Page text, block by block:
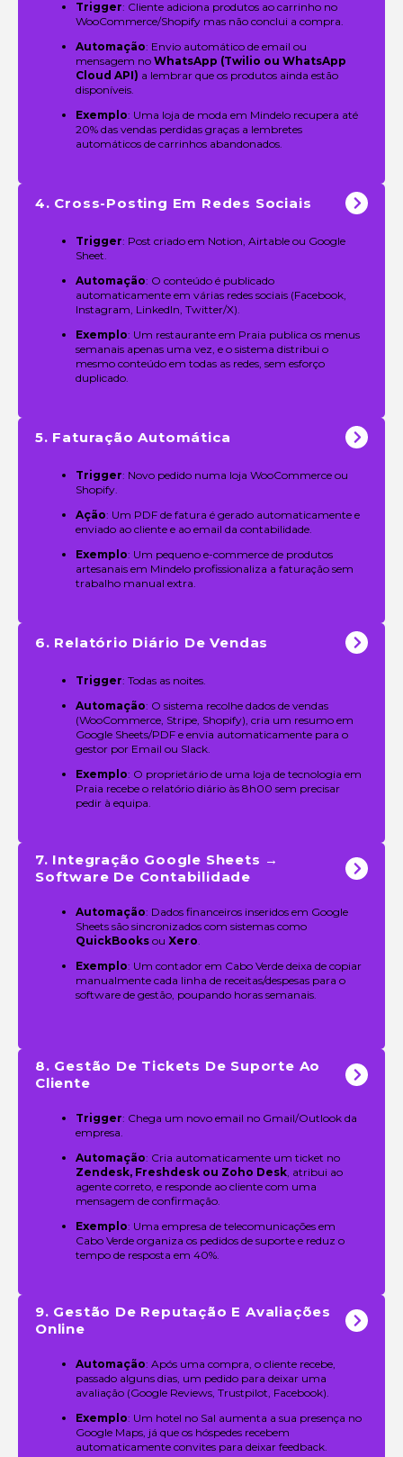
Trigger: Cliente adiciona produtos ao carrinho no
WooCommerce/Shopify mas não conclui a compra.
Automação: Envio automático de email ou
mensagem no WhatsApp (Twilio ou WhatsApp
Cloud API) a lembrar que os produtos ainda estão
disponíveis.
Exemplo: Uma loja de moda em Mindelo recupera até
20% das vendas perdidas graças a lembretes
automáticos de carrinhos abandonados.
4. Cross-Posting Em Redes Sociais
Trigger: Post criado em Notion, Airtable ou Google
Sheet.
Automação: O conteúdo é publicado
automaticamente em várias redes sociais (Facebook,
Instagram, LinkedIn, Twitter/X).
Exemplo: Um restaurante em Praia publica os menus
semanais apenas uma vez, e o sistema distribui o
mesmo conteúdo em todas as redes, sem esforço
duplicado.
5. Faturação Automática
Trigger: Novo pedido numa loja WooCommerce ou
Shopify.
Ação: Um PDF de fatura é gerado automaticamente e
enviado ao cliente e ao email da contabilidade.
Exemplo: Um pequeno e-commerce de produtos
artesanais em Mindelo profissionaliza a faturação sem
trabalho manual extra.
6. Relatório Diário De Vendas
Trigger: Todas as noites.
Automação: O sistema recolhe dados de vendas
(WooCommerce, Stripe, Shopify), cria um resumo em
Google Sheets/PDF e envia automaticamente para o
gestor por Email ou Slack.
Exemplo: O proprietário de uma loja de tecnologia em
Praia recebe o relatório diário às 8h00 sem precisar
pedir à equipa.
7. Integração Google Sheets →
Software De Contabilidade
Automação: Dados financeiros inseridos em Google
Sheets são sincronizados com sistemas como
QuickBooks ou Xero
Exemplo: Um contador em Cabo Verde deixa de copiar
manualmente cada linha de receitas/despesas para o
software de gestão, poupando horas semanais.
8. Gestão De Tickets De Suporte Ao
Cliente
Trigger: Chega um novo email no Gmail/Outlook da
empresa.
Automação: Cria automaticamente um ticket no
Zendesk, Freshdesk ou Zoho Desk , atribui ao
agente correto, e responde ao cliente com uma
mensagem de confirmação.
Exemplo: Uma empresa de telecomunicações em
Cabo Verde organiza os pedidos de suporte e reduz o
tempo de resposta em 40%.
9. Gestão De Reputação E Avaliações
Online
Automação: Após uma compra, o cliente recebe,
passado alguns dias, um pedido para deixar uma
avaliação (Google Reviews, Trustpilot, Facebook).
Exemplo: Um hotel no Sal aumenta a sua presença no
Google Maps, já que os hóspedes recebem
automaticamente convites para deixar feedback.